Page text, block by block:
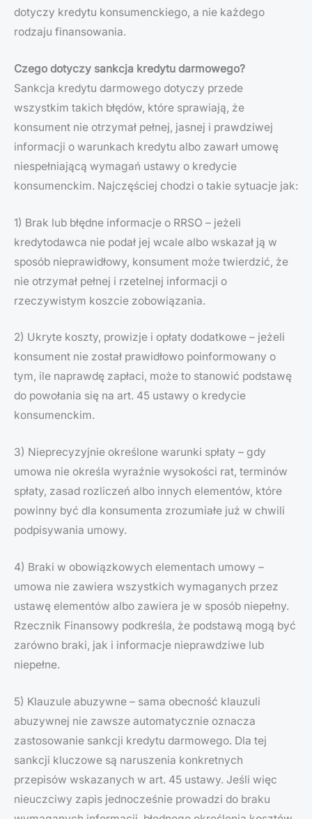
dotyczy kredytu konsumenckiego, a nie każdego
rodzaju finansowania.
Czego dotyczy sankcja kredytu darmowego?
Sankcja kredytu darmowego dotyczy przede
wszystkim takich błędów, które sprawiają, że
konsument nie otrzymał pełnej, jasnej i prawdziwej
informacji o warunkach kredytu albo zawarł umowę
niespełniającą wymagań ustawy o kredycie
konsumenckim. Najczęściej chodzi o takie sytuacje jak:
1) Brak lub błędne informacje o RRSO – jeżeli
kredytodawca nie podał jej wcale albo wskazał ją w
sposób nieprawidłowy, konsument może twierdzić, że
nie otrzymał pełnej i rzetelnej informacji o
rzeczywistym koszcie zobowiązania.
2) Ukryte koszty, prowizje i opłaty dodatkowe – jeżeli
konsument nie został prawidłowo poinformowany o
tym, ile naprawdę zapłaci, może to stanowić podstawę
do powołania się na art. 45 ustawy o kredycie
konsumenckim.
3) Nieprecyzyjnie określone warunki spłaty – gdy
umowa nie określa wyraźnie wysokości rat, terminów
spłaty, zasad rozliczeń albo innych elementów, które
powinny być dla konsumenta zrozumiałe już w chwili
podpisywania umowy.
4) Braki w obowiązkowych elementach umowy –
umowa nie zawiera wszystkich wymaganych przez
ustawę elementów albo zawiera je w sposób niepełny.
Rzecznik Finansowy podkreśla, że podstawą mogą być
zarówno braki, jak i informacje nieprawdziwe lub
niepełne.
5) Klauzule abuzywne – sama obecność klauzuli
abuzywnej nie zawsze automatycznie oznacza
zastosowanie sankcji kredytu darmowego. Dla tej
sankcji kluczowe są naruszenia konkretnych
przepisów wskazanych w art. 45 ustawy. Jeśli więc
nieuczciwy zapis jednocześnie prowadzi do braku